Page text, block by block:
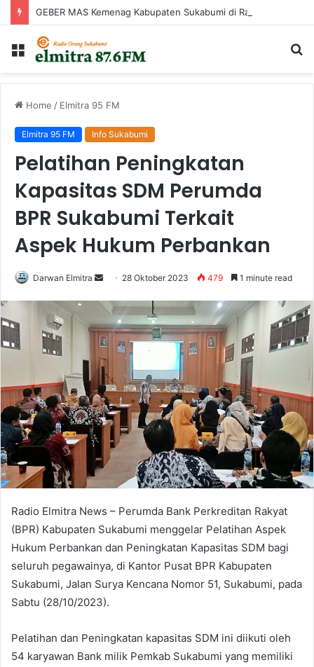
Menu
Home / Elmitra 95 FM
Elmitra 95 FM Info Sukabumi
Pelatihan Peningkatan
Kapasitas SDM Perumda
BPR Sukabumi Terkait
Aspek Hukum Perbankan
Darwan Elmitra
Send
email
28 Oktober 2023 479 1 minute read
Radio Elmitra News – Perumda Bank Perkreditan Rakyat
(BPR) Kabupaten Sukabumi menggelar Pelatihan Aspek
Hukum Perbankan dan Peningkatan Kapasitas SDM bagi
seluruh pegawainya, di Kantor Pusat BPR Kabupaten
Sukabumi, Jalan Surya Kencana Nomor 51, Sukabumi, pada
Sabtu (28/10/2023).
Pelatihan dan Peningkatan kapasitas SDM ini diikuti oleh
54 karyawan Bank milik Pemkab Sukabumi yang memiliki